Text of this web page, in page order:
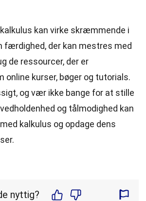
kan virke skræmmende i
færdighed, der kan mestres med
de ressourcer, der er
online kurser, bøger og tutorials.
og vær ikke bange for at stille
og tålmodighed kan
kalkulus og opdage dens
nyttig?